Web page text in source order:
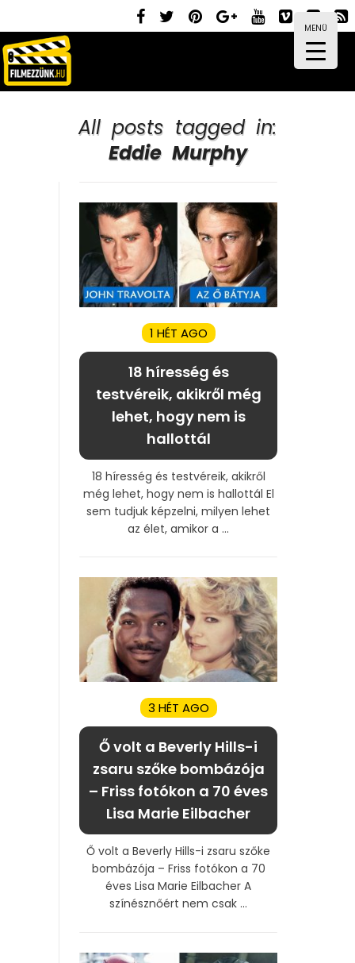
MENÜ
All posts tagged in:
Eddie Murphy
1 HÉT AGO
18 híresség és
testvéreik, akikről még
lehet, hogy nem is
hallottál
18 híresség és testvéreik, akikről
még lehet, hogy nem is hallottál El
sem tudjuk képzelni, milyen lehet
az élet, amikor a ...
3 HÉT AGO
Ő volt a Beverly Hills-i
zsaru szőke bombázója
– Friss fotókon a 70 éves
Lisa Marie Eilbacher
Ő volt a Beverly Hills-i zsaru szőke
bombázója – Friss fotókon a 70
éves Lisa Marie Eilbacher A
színésznőért nem csak ...